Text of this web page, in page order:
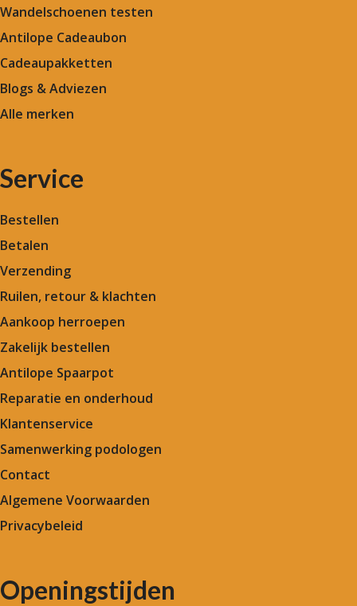
Wandelschoenen testen
Antilope Cadeaubon
Cadeaupakketten
Blogs & Adviezen
Alle merken
Service
Bestellen
Betalen
Verzending
Ruilen, retour & klachten
Aankoop herroepen
Zakelijk bestellen
Antilope Spaarpot
Reparatie en onderhoud
Klantenservice
Samenwerking podologen
Contact
Algemene Voorwaarden
Privacybeleid
Openingstijden